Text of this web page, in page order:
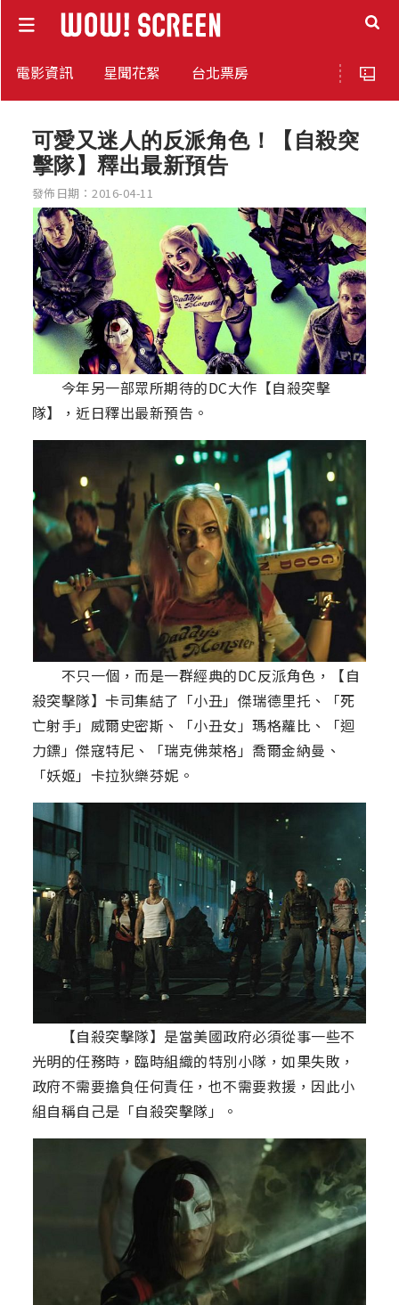
電影資訊 星聞花絮 台北票房
可愛又迷人的反派角色！【自殺突
擊隊】釋出最新預告
發佈日期：2016-04-11
今年另一部眾所期待的DC大作【自殺突擊
隊】，近日釋出最新預告。
不只一個，而是一群經典的DC反派角色，【自
殺突擊隊】卡司集結了「小丑」傑瑞德里托、「死
亡射手」威爾史密斯、「小丑女」瑪格蘿比、「迴
力鏢」傑寇特尼、「瑞克佛萊格」喬爾金納曼、
「妖姬」卡拉狄樂芬妮。
【自殺突擊隊】是當美國政府必須從事一些不
光明的任務時，臨時組織的特別小隊，如果失敗，
政府不需要擔負任何責任，也不需要救援，因此小
組自稱自己是「自殺突擊隊」。